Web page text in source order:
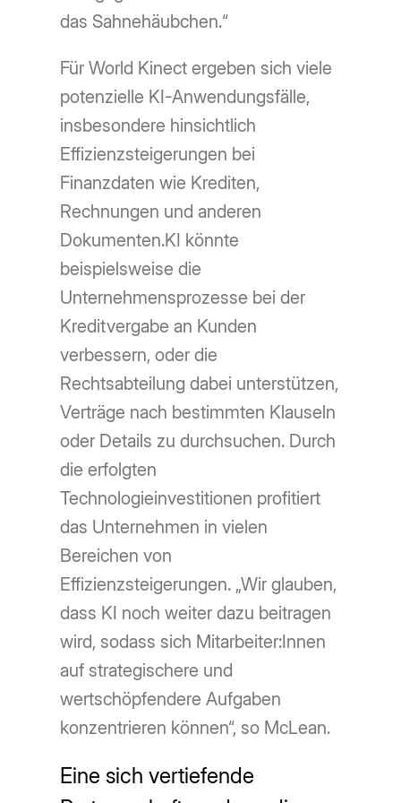
das Sahnehäubchen.“
Für World Kinect ergeben sich viele
potenzielle KI-Anwendungsfälle,
insbesondere hinsichtlich
Effizienzsteigerungen bei
Finanzdaten wie Krediten,
Rechnungen und anderen
Dokumenten.KI könnte
beispielsweise die
Unternehmensprozesse bei der
Kreditvergabe an Kunden
verbessern, oder die
Rechtsabteilung dabei unterstützen,
Verträge nach bestimmten Klauseln
oder Details zu durchsuchen. Durch
die erfolgten
Technologieinvestitionen profitiert
das Unternehmen in vielen
Bereichen von
Effizienzsteigerungen. „Wir glauben,
dass KI noch weiter dazu beitragen
wird, sodass sich Mitarbeiter:Innen
auf strategischere und
wertschöpfendere Aufgaben
konzentrieren können“, so McLean.
Eine sich vertiefende